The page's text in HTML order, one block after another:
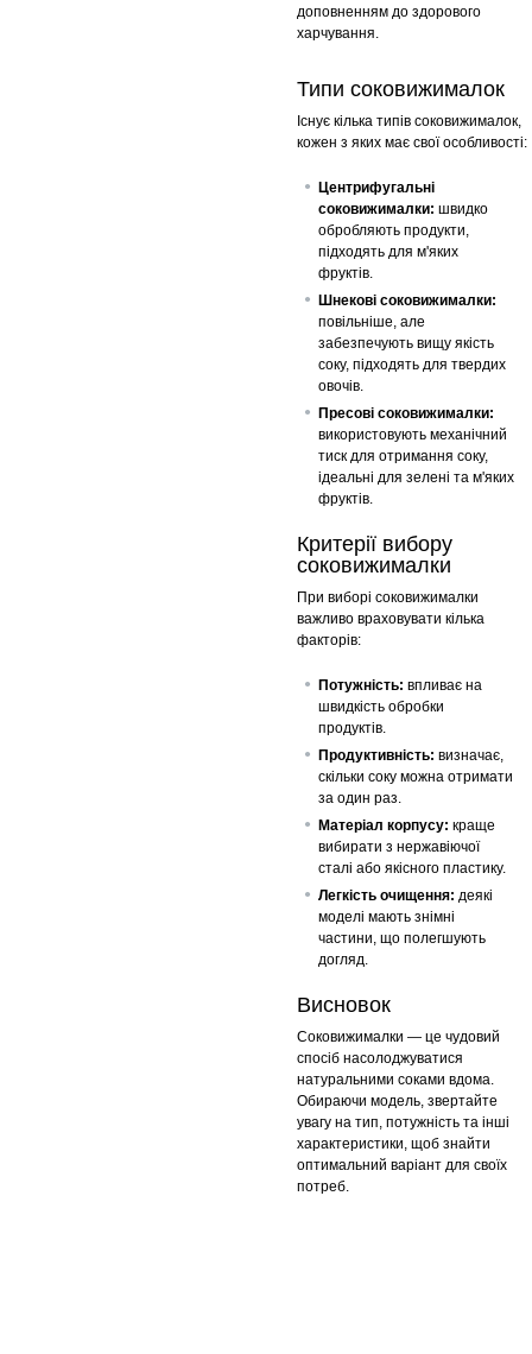
доповненням до здорового
харчування.
Типи соковижималок
Існує кілька типів соковижималок,
кожен з яких має свої особливості:
Центрифугальні
соковижималки: швидко
обробляють продукти,
підходять для м'яких
фруктів.
Шнекові соковижималки:
повільніше, але
забезпечують вищу якість
соку, підходять для твердих
овочів.
Пресові соковижималки:
використовують механічний
тиск для отримання соку,
ідеальні для зелені та м'яких
фруктів.
Критерії вибору
соковижималки
При виборі соковижималки
важливо враховувати кілька
факторів:
Потужність: впливає на
швидкість обробки
продуктів.
Продуктивність: визначає,
скільки соку можна отримати
за один раз.
Матеріал корпусу: краще
вибирати з нержавіючої
сталі або якісного пластику.
Легкість очищення: деякі
моделі мають знімні
частини, що полегшують
догляд.
Висновок
Соковижималки — це чудовий
спосіб насолоджуватися
натуральними соками вдома.
Обираючи модель, звертайте
увагу на тип, потужність та інші
характеристики, щоб знайти
оптимальний варіант для своїх
потреб.